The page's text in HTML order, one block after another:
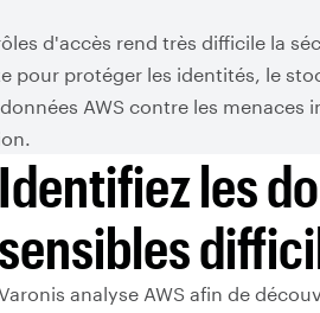
d'accès rend très difficile la
pour protéger les identités, le
AWS contre les menaces
Identifiez les
sensibles
analyse AWS afin de